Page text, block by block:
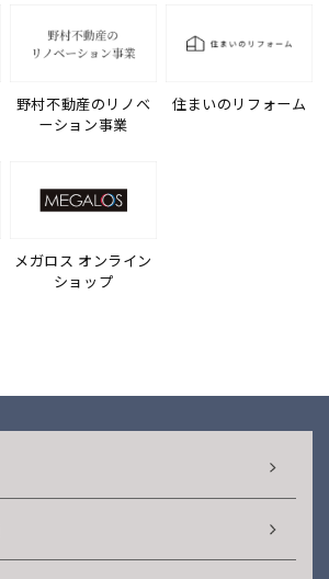
野村不動産のリノベ
ーション事業
住まいのリフォーム
メガロス オンライン
ショップ